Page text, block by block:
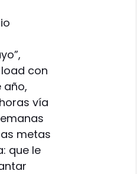
con
año,
vía
metas
que le